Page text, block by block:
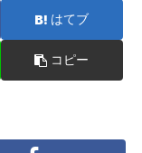
はてブ
コピー